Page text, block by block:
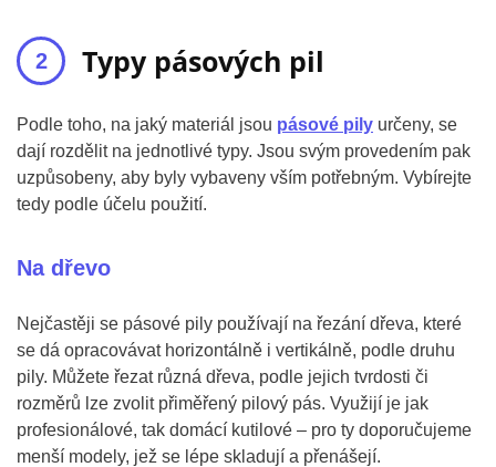
Typy pásových pil
Podle toho, na jaký materiál jsou pásové pily určeny, se
dají rozdělit na jednotlivé typy. Jsou svým provedením pak
uzpůsobeny, aby byly vybaveny vším potřebným. Vybírejte
tedy podle účelu použití.
Na dřevo
Nejčastěji se pásové pily používají na řezání dřeva, které
se dá opracovávat horizontálně i vertikálně, podle druhu
pily. Můžete řezat různá dřeva, podle jejich tvrdosti či
rozměrů lze zvolit přiměřený pilový pás. Využijí je jak
profesionálové, tak domácí kutilové – pro ty doporučujeme
menší modely, jež se lépe skladují a přenášejí.